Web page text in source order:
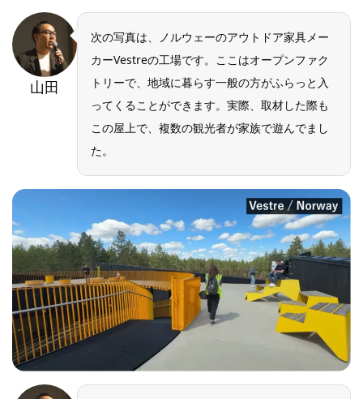
山田
次の写真は、ノルウェーのアウトドア家具メー
カーVestreの工場です。ここはオープンファク
トリーで、地域に暮らす一般の方がふらっと入
ってくることができます。実際、取材した際も
この屋上で、複数の観光者が家族で遊んでまし
た。